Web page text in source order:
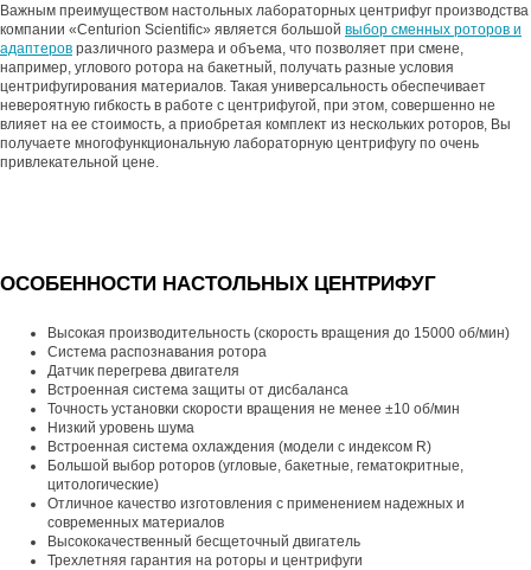
Важным преимуществом настольных лабораторных центрифуг производства
компании «Centurion Scientific» является большой выбор сменных роторов и
адаптеров различного размера и объема, что позволяет при смене,
например, углового ротора на бакетный, получать разные условия
центрифугирования материалов. Такая универсальность обеспечивает
невероятную гибкость в работе с центрифугой, при этом, совершенно не
влияет на ее стоимость, а приобретая комплект из нескольких роторов, Вы
получаете многофункциональную лабораторную центрифугу по очень
привлекательной цене.
ОСОБЕННОСТИ НАСТОЛЬНЫХ ЦЕНТРИФУГ
Высокая производительность (скорость вращения до 15000 об/мин)
Система распознавания ротора
Датчик перегрева двигателя
Встроенная система защиты от дисбаланса
Точность установки скорости вращения не менее ±10 об/мин
Низкий уровень шума
Встроенная система охлаждения (модели с индексом R)
Большой выбор роторов (угловые, бакетные, гематокритные,
цитологические)
Отличное качество изготовления с применением надежных и
современных материалов
Высококачественный бесщеточный двигатель
Трехлетняя гарантия на роторы и центрифуги